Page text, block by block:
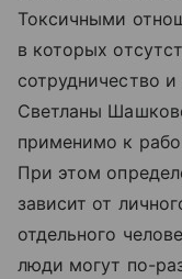
Токсичными
в которых
сотрудничество
Светланы
применимо к
При этом
зависит от
отдельного
люди могут по-